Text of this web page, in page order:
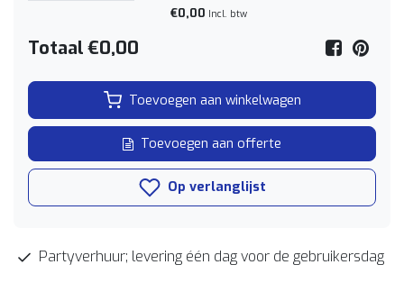
€0,00 Incl. btw
Totaal€0,00
Toevoegen aan winkelwagen
Toevoegen aan offerte
Op verlanglijst
Partyverhuur; levering één dag voor de gebruikersdag